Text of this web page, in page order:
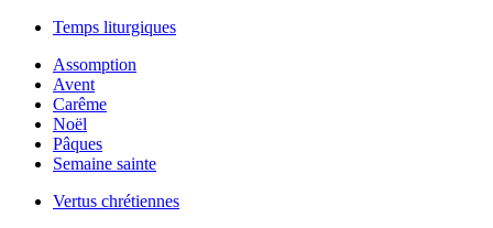
Temps liturgiques
Assomption
Avent
Carême
Noël
Pâques
Semaine sainte
Vertus chrétiennes